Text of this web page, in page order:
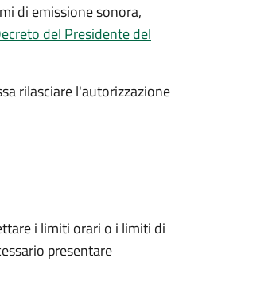
di emissione sonora,
del Presidente del
rilasciare l'autorizzazione
i limiti orari o i limiti di
presentare